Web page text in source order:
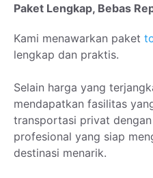
Paket Lengkap, Bebas
Kami menawarkan paket
lengkap dan praktis.
Selain harga yang
mendapatkan fasilitas
transportasi privat
profesional yang siap
destinasi menarik.